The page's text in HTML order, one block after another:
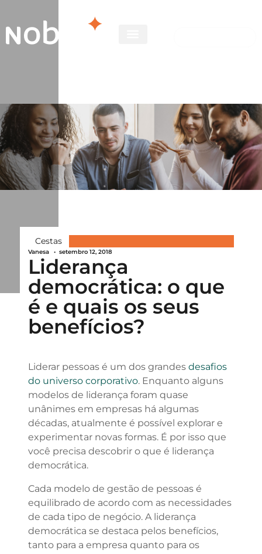
Cestas
Vanesa • setembro 12, 2018
Liderança
democrática: o que
é e quais os seus
benefícios?
Liderar pessoas é um dos grandes desafios
do universo corporativo. Enquanto alguns
modelos de liderança foram quase
unânimes em empresas há algumas
décadas, atualmente é possível explorar e
experimentar novas formas. É por isso que
você precisa descobrir o que é liderança
democrática.
Cada modelo de gestão de pessoas é
equilibrado de acordo com as necessidades
de cada tipo de negócio. A liderança
democrática se destaca pelos benefícios,
tanto para a empresa quanto para os